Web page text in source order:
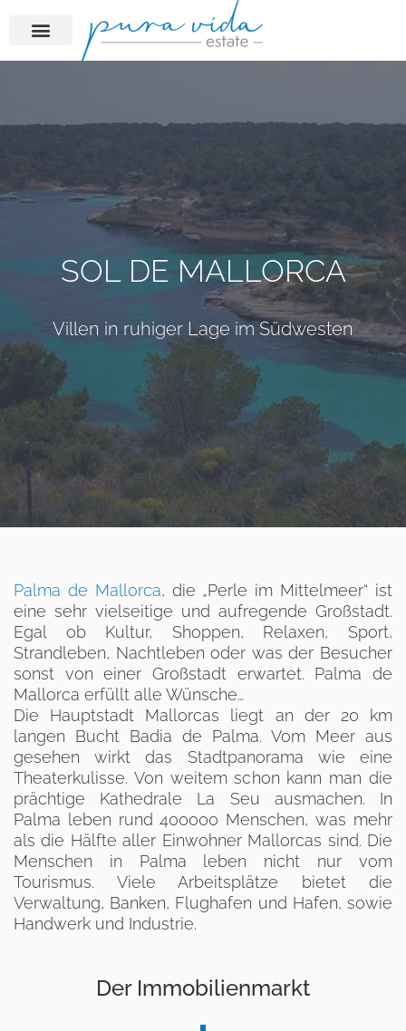
SOL DE MALLORCA
Villen in ruhiger Lage im Südwesten
Palma de Mallorca, die „Perle im Mittelmeer“ ist
eine sehr vielseitige und aufregende Großstadt.
Egal ob Kultur, Shoppen, Relaxen, Sport,
Strandleben, Nachtleben oder was der Besucher
sonst von einer Großstadt erwartet. Palma de
Mallorca erfüllt alle Wünsche…
Die Hauptstadt Mallorcas liegt an der 20 km
langen Bucht Badia de Palma. Vom Meer aus
gesehen wirkt das Stadtpanorama wie eine
Theaterkulisse. Von weitem schon kann man die
prächtige Kathedrale La Seu ausmachen. In
Palma leben rund 400000 Menschen, was mehr
als die Hälfte aller Einwohner Mallorcas sind. Die
Menschen in Palma leben nicht nur vom
Tourismus. Viele Arbeitsplätze bietet die
Verwaltung, Banken, Flughafen und Hafen, sowie
Handwerk und Industrie.
Der Immobilienmarkt